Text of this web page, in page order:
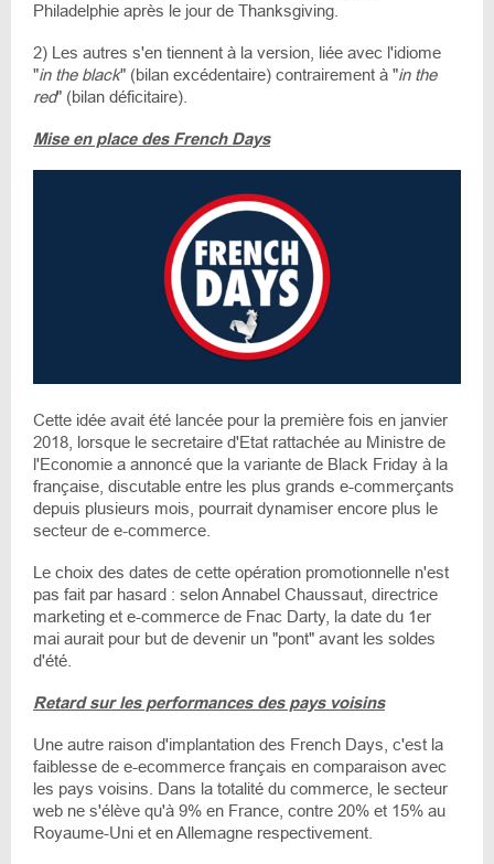
Philadelphie après le jour de Thanksgiving.
2) Les autres s'en tiennent à la version, liée avec l'idiome
"in the black" (bilan excédentaire) contrairement à "in the
red" (bilan déficitaire).
Mise en place des French Days
Cette idée avait été lancée pour la première fois en janvier
2018, lorsque le secretaire d'Etat rattachée au Ministre de
l'Economie a annoncé que la variante de Black Friday à la
française, discutable entre les plus grands e-commerçants
depuis plusieurs mois, pourrait dynamiser encore plus le
secteur de e-commerce.
Le choix des dates de cette opération promotionnelle n'est
pas fait par hasard : selon Annabel Chaussaut, directrice
marketing et e-commerce de Fnac Darty, la date du 1er
mai aurait pour but de devenir un "pont" avant les soldes
d'été.
Retard sur les performances des pays voisins
Une autre raison d'implantation des French Days, c'est la
faiblesse de e-ecommerce français en comparaison avec
les pays voisins. Dans la totalité du commerce, le secteur
web ne s'élève qu'à 9% en France, contre 20% et 15% au
Royaume-Uni et en Allemagne respectivement.